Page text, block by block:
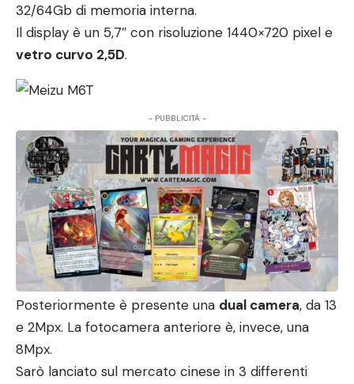
32/64Gb di memoria interna.
Il display è un 5,7″ con risoluzione 1440×720 pixel e
vetro curvo 2,5D.
- PUBBLICITÀ -
Posteriormente è presente una dual camera, da 13
e 2Mpx. La fotocamera anteriore è, invece, una
8Mpx.
Sarò lanciato sul mercato cinese in 3 differenti